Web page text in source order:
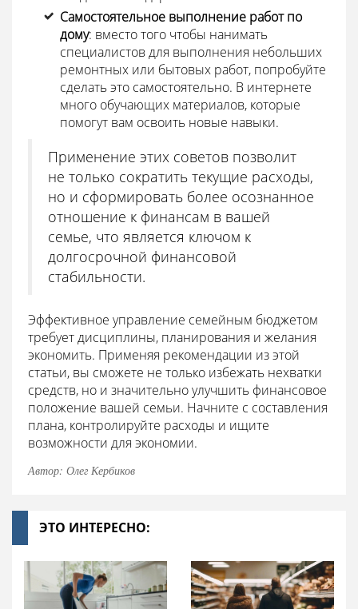
Самостоятельное выполнение работ по
дому: вместо того чтобы нанимать
специалистов для выполнения небольших
ремонтных или бытовых работ, попробуйте
сделать это самостоятельно. В интернете
много обучающих материалов, которые
помогут вам освоить новые навыки.
Применение этих советов позволит
не только сократить текущие расходы,
но и сформировать более осознанное
отношение к финансам в вашей
семье, что является ключом к
долгосрочной финансовой
стабильности.
Эффективное управление семейным бюджетом
требует дисциплины, планирования и желания
экономить. Применяя рекомендации из этой
статьи, вы сможете не только избежать нехватки
средств, но и значительно улучшить финансовое
положение вашей семьи. Начните с составления
плана, контролируйте расходы и ищите
возможности для экономии.
Автор: Олег Кербиков
ЭТО ИНТЕРЕСНО: